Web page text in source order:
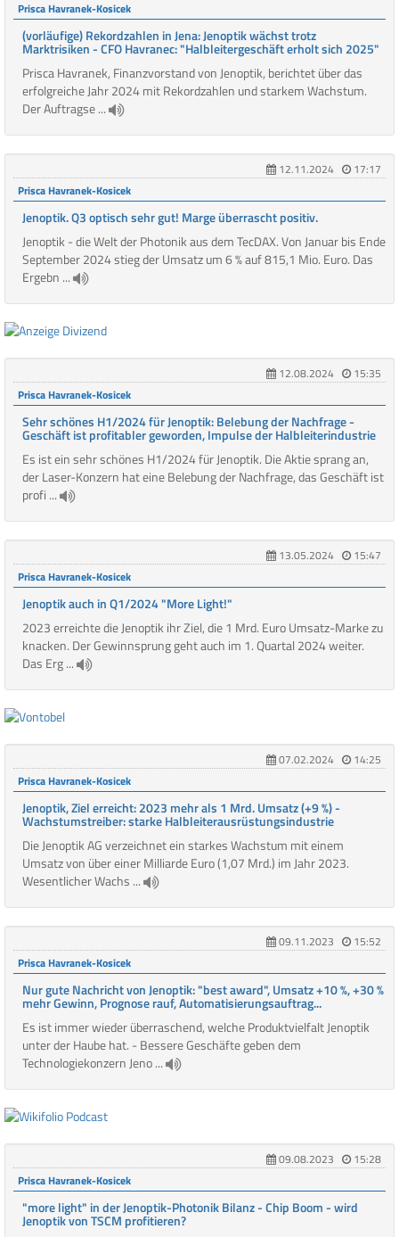
Prisca Havranek-Kosicek
(vorläufige) Rekordzahlen in Jena: Jenoptik wächst trotz
Marktrisiken - CFO Havranec: "Halbleitergeschäft erholt sich 2025"
Prisca Havranek, Finanzvorstand von Jenoptik, berichtet über das
erfolgreiche Jahr 2024 mit Rekordzahlen und starkem Wachstum.
Der Auftragse ...
12.11.2024
17:17
Prisca Havranek-Kosicek
Jenoptik. Q3 optisch sehr gut! Marge überrascht positiv.
Jenoptik - die Welt der Photonik aus dem TecDAX. Von Januar bis Ende
September 2024 stieg der Umsatz um 6 % auf 815,1 Mio. Euro. Das
Ergebn ...
12.08.2024
15:35
Prisca Havranek-Kosicek
Sehr schönes H1/2024 für Jenoptik: Belebung der Nachfrage -
Geschäft ist profitabler geworden, Impulse der Halbleiterindustrie
Es ist ein sehr schönes H1/2024 für Jenoptik. Die Aktie sprang an,
der Laser-Konzern hat eine Belebung der Nachfrage, das Geschäft ist
profi ...
13.05.2024
15:47
Prisca Havranek-Kosicek
Jenoptik auch in Q1/2024 "More Light!"
2023 erreichte die Jenoptik ihr Ziel, die 1 Mrd. Euro Umsatz-Marke zu
knacken. Der Gewinnsprung geht auch im 1. Quartal 2024 weiter.
Das Erg ...
07.02.2024
14:25
Prisca Havranek-Kosicek
Jenoptik, Ziel erreicht: 2023 mehr als 1 Mrd. Umsatz (+9 %) -
Wachstumstreiber: starke Halbleiterausrüstungsindustrie
Die Jenoptik AG verzeichnet ein starkes Wachstum mit einem
Umsatz von über einer Milliarde Euro (1,07 Mrd.) im Jahr 2023.
Wesentlicher Wachs ...
09.11.2023
15:52
Prisca Havranek-Kosicek
Nur gute Nachricht von Jenoptik: "best award", Umsatz +10 %, +30 %
mehr Gewinn, Prognose rauf, Automatisierungsauftrag...
Es ist immer wieder überraschend, welche Produktvielfalt Jenoptik
unter der Haube hat. - Bessere Geschäfte geben dem
Technologiekonzern Jeno ...
09.08.2023
15:28
Prisca Havranek-Kosicek
"more light" in der Jenoptik-Photonik Bilanz - Chip Boom - wird
Jenoptik von TSCM profitieren?